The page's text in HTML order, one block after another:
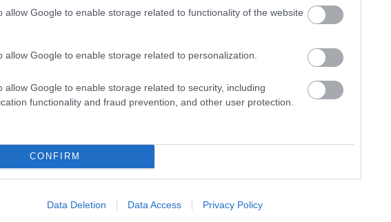
allow Google to enable storage related to functionality of the website
allow Google to enable storage related to personalization.
allow Google to enable storage related to security, including
functionality and fraud prevention, and other user protection.
CONFIRM
Data Deletion Data Access Privacy Policy
“CSAK”
ÉRVÉNYBEN
A július vége óta
mérséklik, de a
fokozott